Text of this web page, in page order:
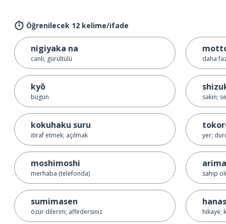
Öğrenilecek 12 kelime/ifade
nigiyaka na
canlı; gürültülü
kyō
bugün
kokuhaku suru
itiraf etmek; açılmak
moshimoshi
merhaba (telefonda)
sumimasen
özür dilerim; affedersiniz
daha
sakin;
yer;
sahip
hikaye;